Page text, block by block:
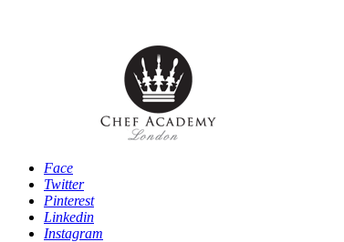
Face
Twitter
Pinterest
Linkedin
Instagram